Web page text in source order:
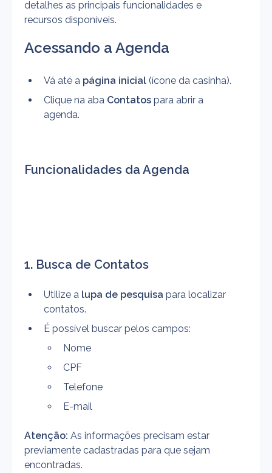
detalhes as principais funcionalidades e
recursos disponíveis.
Acessando a Agenda
Vá até a página inicial (ícone da casinha).
Clique na aba Contatos para abrir a
agenda.
Funcionalidades da Agenda
1. Busca de Contatos
Utilize a lupa de pesquisa para localizar
contatos.
É possível buscar pelos campos:
Nome
CPF
Telefone
E-mail
Atenção: As informações precisam estar
previamente cadastradas para que sejam
encontradas.